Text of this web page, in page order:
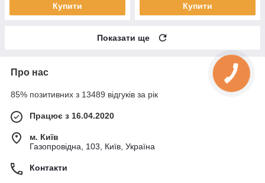
Купити Купити
Показати ще
Про нас
85% позитивних з 13489 відгуків за рік
Працює з 16.04.2020
м. Київ
Газопровідна, 103, Київ, Україна
Контакти